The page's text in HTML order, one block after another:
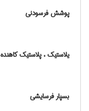
پوشش فرسودنی
یلاستیک ، پلاستیک کاهنده
بسپار فرسایشی